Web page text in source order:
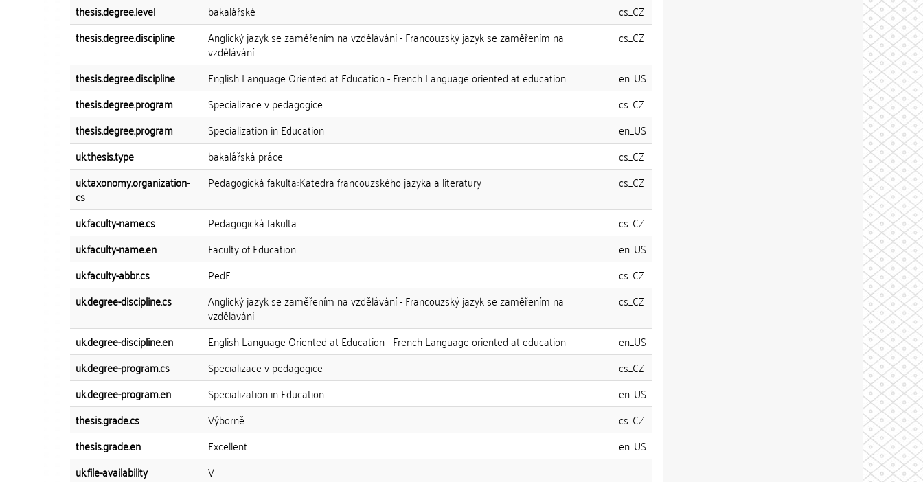
thesis.degree.level
bakalářské
cs_CZ
thesis.degree.discipline
Anglický jazyk se zaměřením na vzdělávání - Francouzský jazyk se zaměřením na
vzdělávání
cs_CZ
thesis.degree.discipline English Language Oriented at Education - French Language oriented at education
en_US
thesis.degree.program
Specializace v pedagogice
cs_CZ
thesis.degree.program
Specialization in Education
en_US
uk.thesis.type
bakalářská práce
cs_CZ
uk.taxonomy.organization-
cs
Pedagogická fakulta::Katedra francouzského jazyka a literatury cs_CZ
uk.faculty-name.cs Pedagogická fakulta
cs_CZ
uk.faculty-name.en
Faculty of Education
en_US
uk.faculty-abbr.cs
PedF
cs_CZ
uk.degree-discipline.cs
Anglický jazyk se zaměřením na vzdělávání - Francouzský jazyk se zaměřením na
vzdělávání
cs_CZ
uk.degree-discipline.en English Language Oriented at Education - French Language oriented at education
en_US
uk.degree-program.cs
Specializace v pedagogice
cs_CZ
uk.degree-program.en
Specialization in Education
en_US
thesis.grade.cs
Výborně
cs_CZ
thesis.grade.en
Excellent
en_US
uk.file-availability
V